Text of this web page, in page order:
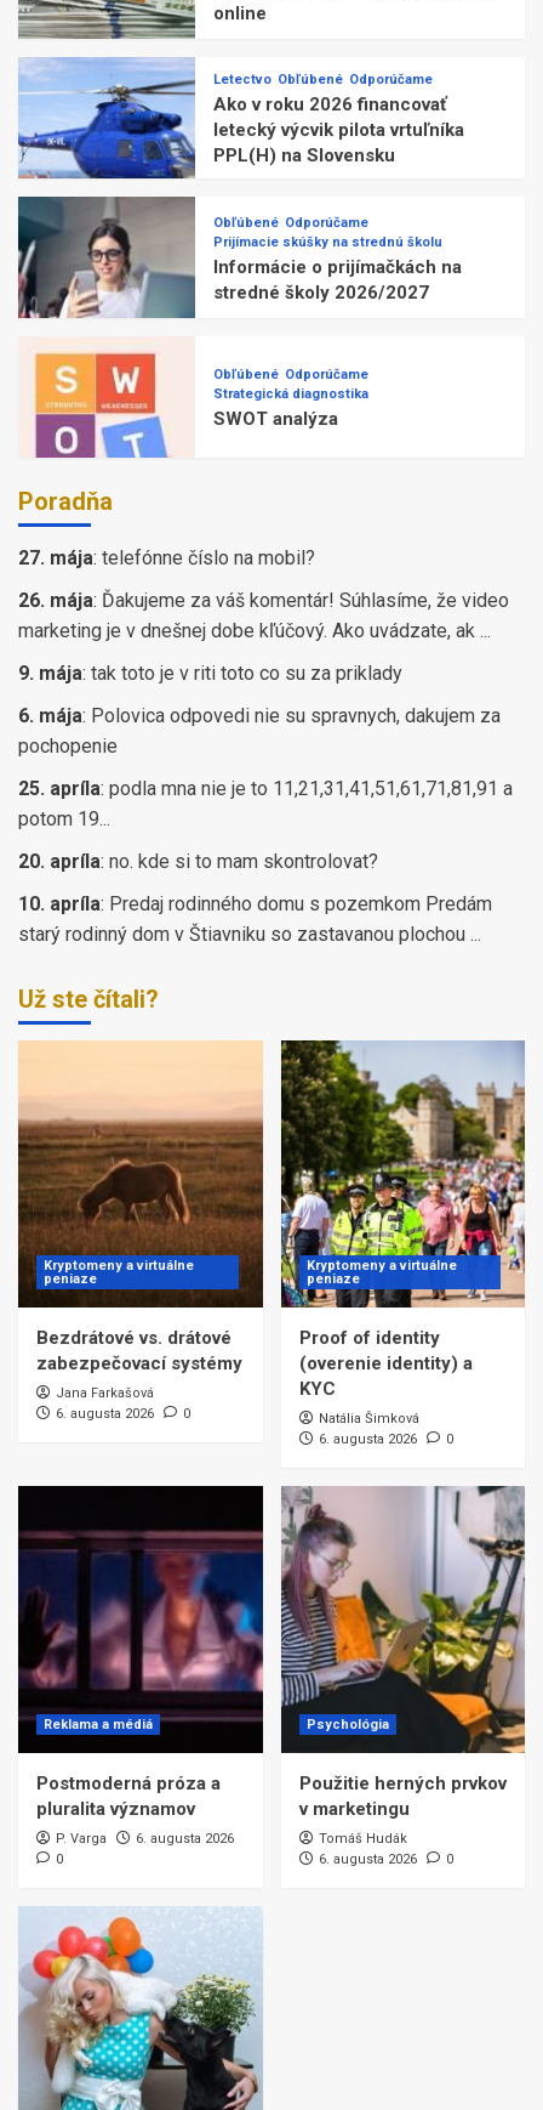
online
Letectvo Obľúbené Odporúčame
Ako v roku 2026 financovať
letecký výcvik pilota vrtuľníka
PPL(H) na Slovensku
Obľúbené Odporúčame
Prijímacie skúšky na strednú školu
Informácie o prijímačkách na
stredné školy 2026/2027
Obľúbené Odporúčame
Strategická diagnostika
SWOT analýza
Poradňa
27. mája: telefónne číslo na mobil?
26. mája: Ďakujeme za váš komentár! Súhlasíme, že video
marketing je v dnešnej dobe kľúčový. Ako uvádzate, ak ...
9. mája: tak toto je v riti toto co su za priklady
6. mája: Polovica odpovedi nie su spravnych, dakujem za
pochopenie
25. apríla: podla mna nie je to 11,21,31,41,51,61,71,81,91 a
potom 19...
20. apríla: no. kde si to mam skontrolovat?
10. apríla: Predaj rodinného domu s pozemkom Predám
starý rodinný dom v Štiavniku so zastavanou plochou ...
Už ste čítali?
Kryptomeny a virtuálne
peniaze
Bezdrátové vs. drátové
zabezpečovací systémy
Jana Farkašová
6. augusta 2026
0
Kryptomeny a virtuálne
peniaze
Proof of identity
(overenie identity) a
KYC
Natália Šimková
6. augusta 2026
0
Reklama a médiá
Postmoderná próza a
pluralita významov
P. Varga
6. augusta 2026
0
Psychológia
Použitie herných prvkov
v marketingu
Tomáš Hudák
6. augusta 2026
0